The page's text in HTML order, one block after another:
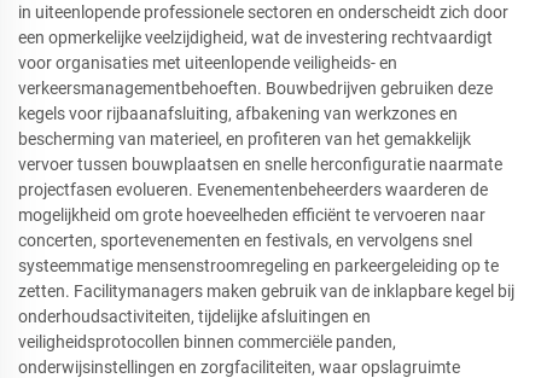
in uiteenlopende professionele sectoren en onderscheidt zich door
een opmerkelijke veelzijdigheid, wat de investering rechtvaardigt
voor organisaties met uiteenlopende veiligheids- en
verkeersmanagementbehoeften. Bouwbedrijven gebruiken deze
kegels voor rijbaanafsluiting, afbakening van werkzones en
bescherming van materieel, en profiteren van het gemakkelijk
vervoer tussen bouwplaatsen en snelle herconfiguratie naarmate
projectfasen evolueren. Evenementenbeheerders waarderen de
mogelijkheid om grote hoeveelheden efficiënt te vervoeren naar
concerten, sportevenementen en festivals, en vervolgens snel
systeemmatige mensenstroomregeling en parkeergeleiding op te
zetten. Facilitymanagers maken gebruik van de inklapbare kegel bij
onderhoudsactiviteiten, tijdelijke afsluitingen en
veiligheidsprotocollen binnen commerciële panden,
onderwijsinstellingen en zorgfaciliteiten, waar opslagruimte